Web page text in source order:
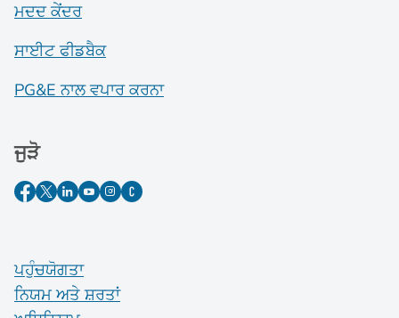
ਮਦਦ ਕੇਂਦਰ
ਸਾਈਟ ਫੀਡਬੈਕ
PG&E ਨਾਲ ਵਪਾਰ ਕਰਨਾ
ਜੁੜੋ
ਪਹੁੰਚਯੋਗਤਾ
ਨਿਯਮ ਅਤੇ ਸ਼ਰਤਾਂ